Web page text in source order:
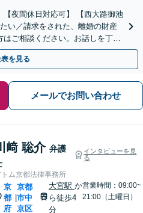
【夜間休日対応可】 【西大路御池
い／請求をされた、離婚の財産
ご相談ください。お話しを丁寧
迅速にご対応します。
を見る
メールでお問い合わせ
﨑 聡介 弁護
インタビューを見
る
トム京都法律事務所
京
都
府
京都
市中
京区
大宮駅 か
ら徒歩4
分
営業時間：09:00~
21:00（土曜日）